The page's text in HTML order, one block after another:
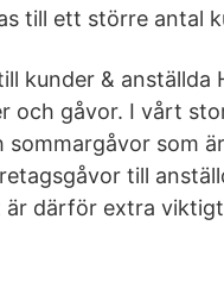
till ett större antal
kunder & anställda
och gåvor. I vårt
sommargåvor som
till
är därför extra